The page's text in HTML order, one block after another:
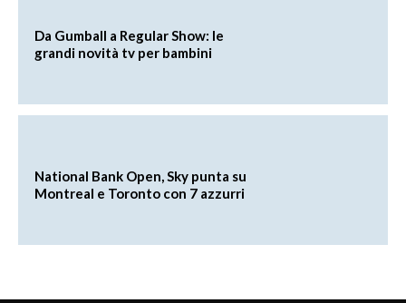
Da Gumball a Regular Show: le
grandi novità tv per bambini
National Bank Open, Sky punta su
Montreal e Toronto con 7 azzurri